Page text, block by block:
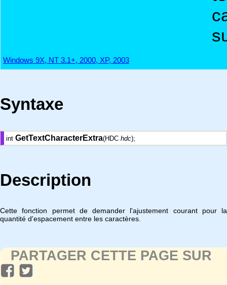
Windows 9X, NT 3.1+, 2000, XP, 2003
Syntaxe
int GetTextCharacterExtra(HDC hdc);
Description
Cette fonction permet de demander l'ajustement courant pour la
quantité d'espacement entre les caractères.
PARTAGER CETTE PAGE SUR